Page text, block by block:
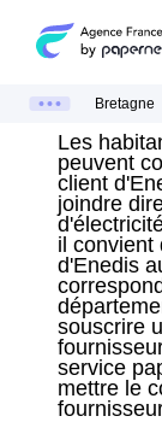
Bretagne
Les
peuvent
client
joindre
il convient
d'Enedis
souscrire
service
mettre le